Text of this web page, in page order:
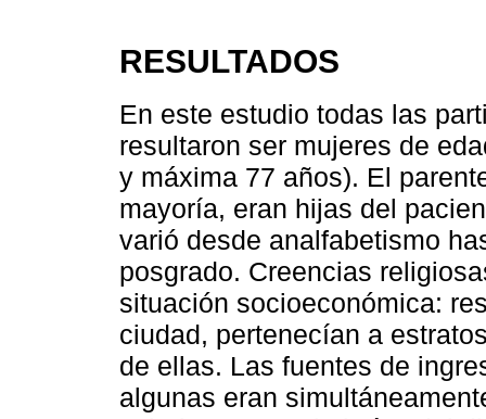
RESULTADOS
En este estudio todas las
resultaron ser mujeres de
y máxima 77 años). El
mayoría, eran hijas del
varió desde analfabetismo
posgrado. Creencias
situación socioeconómica:
ciudad, pertenecían a
de ellas. Las fuentes de
algunas eran